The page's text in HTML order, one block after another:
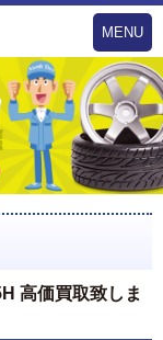
MENU
高価買取致しま